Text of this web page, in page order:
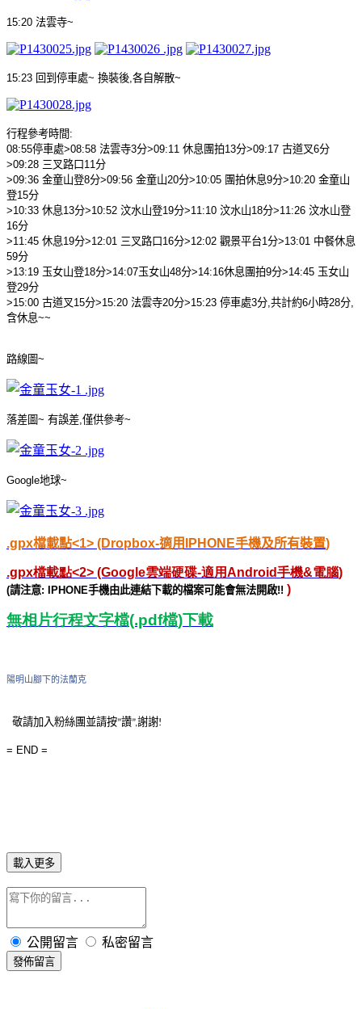
15:20 法雲寺~
15:23 回到停車處~ 換裝後 各自解散~
行程參考時間:
08:55停車處>08:58 法雲寺3分>09:11 休息團拍13分>09:17 古道叉6分
>09:28 三叉路口 11 分
>09:36 金童山登8分>09:56 金童山20分>10:05 團拍休息9分>10:20 金童山
登15分
>10:33 休息13分>10:52 汶水山登19分>11:10 汶水山18分>11:26 汶水山登
16分
>11:45 休息1 9分>12:01 三叉路口 16分>12:02 觀景平台1 分>13:01 中餐休息
59分
>13:19 玉女山登18分>14:07玉女山48分>14:16休息團拍9分>14:45 玉女山
登29分
>15:00 古道叉15分>15:20 法雲寺20分>15:23 停車處3分 共計約6小時28分
含休息~~
路線圖~
落差圖~ 有誤差 僅供參考~
Google地球~
.gpx檔載點<1> (Dropbox-適用 IPHONE手機及所有裝置)
.gpx檔載點<2> (Google雲端硬碟-適用Android手機&電腦)
(請注意: IPHONE手機由此連結下載的檔案可能會無法開啟!! )
無相片行程文字檔(.pdf檔)下載
陽明山腳下的法蘭克
敬請加入粉絲團並請按”讚”,謝謝!
= END =
載入更多
公開留言 私密留言
發佈留言